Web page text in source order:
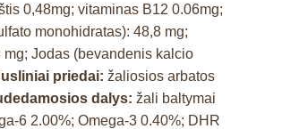
0,48mg; vitaminas B12 0.06mg;
monohidratas): 48,8 mg;
mg; Jodas (bevandenis kalcio
priedai: žaliosios arbatos
dalys: žali baltymai
6 2.00%; Omega-3 0.40%; DHR